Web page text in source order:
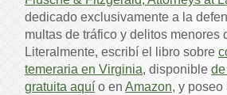
dedicado exclusivamente a la
multas de tráfico y delitos menores
Literalmente, escribí el libro sobre
temeraria en Virginia, disponible
gratuita aquí o en Amazon, y poseo